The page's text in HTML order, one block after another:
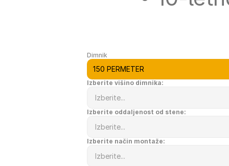
Dimnik
Izberite višino dimnika:
Izberite oddaljenost od stene:
Izberite način montaže: